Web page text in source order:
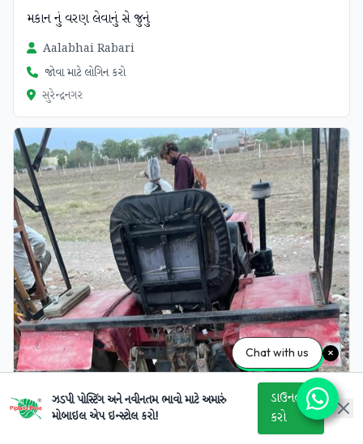
મકાન નું વરણ લેવાનું સે જુનું
Aalabhai Rabari
જોવા માટે લોગિન કરો
સુરેન્દ્રનગર
ઝડપી પોસ્ટિંગ અને નવીનતમ ભાવો માટે અમારું
મોબાઇલ એપ ઇન્સ્ટોલ કરો!
ડાઉનલોડ
કરો
Chat with us